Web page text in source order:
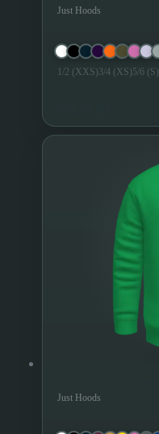
Just Hoods
1/2 (XXS)3/4 (XS)5/6 (S)
Just Hoods